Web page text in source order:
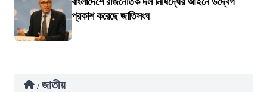
প্রকাশ করেছে জাতিসংঘ
/ জাতীয়